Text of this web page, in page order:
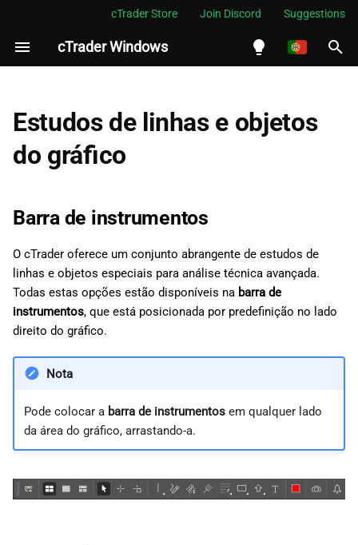
cTrader Store Join Discord Suggestions
cTrader Windows
Español
ไทย
Tiếng Việt
한국어
Polski
I
i
l
i
a
e
Barra de instrumentos
Cursor do rato
Panorâmica do mercado
Linhas
Lápis
Forquilha de Andrews
Ferramentas de Fibonacci
Objetos de forma
Estudos de linhas e objetos
do gráfico
Barra de instrumentos
O cTrader oferece um conjunto abrangente de estudos de
linhas e objetos especiais para análise técnica avançada.
Todas estas opções estão disponíveis na barra de
instrumentos, que está posicionada por predefinição no lado
direito do gráfico.
Nota
Pode colocar a barra de instrumentosem qualquer lado
da área do gráfico, arrastando-a.